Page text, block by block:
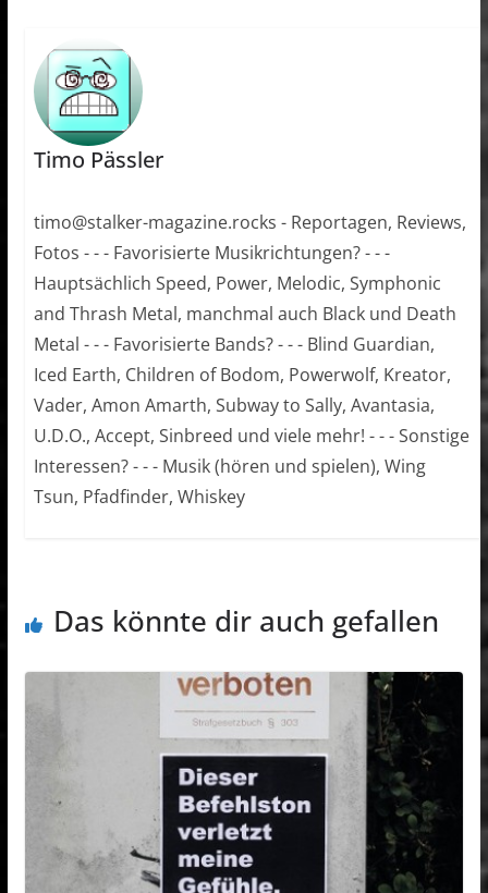
Timo Pässler
timo@stalker-magazine.rocks - Reportagen, Reviews,
Fotos - - - Favorisierte Musikrichtungen? - - -
Hauptsächlich Speed, Power, Melodic, Symphonic
and Thrash Metal, manchmal auch Black und Death
Metal - - - Favorisierte Bands? - - - Blind Guardian,
Iced Earth, Children of Bodom, Powerwolf, Kreator,
Vader, Amon Amarth, Subway to Sally, Avantasia,
U.D.O., Accept, Sinbreed und viele mehr! - - - Sonstige
Interessen? - - - Musik (hören und spielen), Wing
Tsun, Pfadfinder, Whiskey
Das könnte dir auch gefallen